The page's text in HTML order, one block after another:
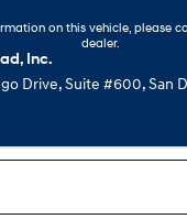
on this vehicle, please
dealer.
Inc.
Drive, Suite #600, San